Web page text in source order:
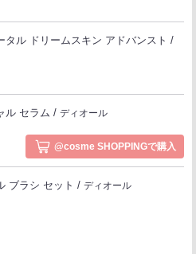
タル ドリームスキン アドバンスト
ル セラム ディオール
@cosme SHOPPINGで購入
ブラシ セット ディオール